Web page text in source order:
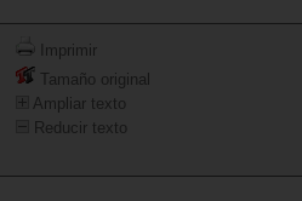
Imprimir
Tamaño original
Ampliar texto
Reducir texto